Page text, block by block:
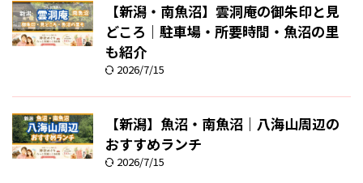
【新潟・南魚沼】雲洞庵の御朱印と見
どころ｜駐車場・所要時間・魚沼の里
も紹介
2026/7/15
【新潟】魚沼・南魚沼｜八海山周辺の
おすすめランチ
2026/7/15